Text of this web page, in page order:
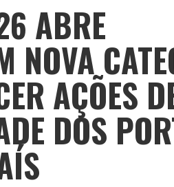
ABRE
NOVA
AÇÕES
DOS